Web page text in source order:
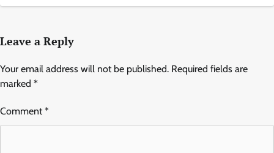
Leave a Reply
Your email address will not be published. Required fields are
marked *
Comment*